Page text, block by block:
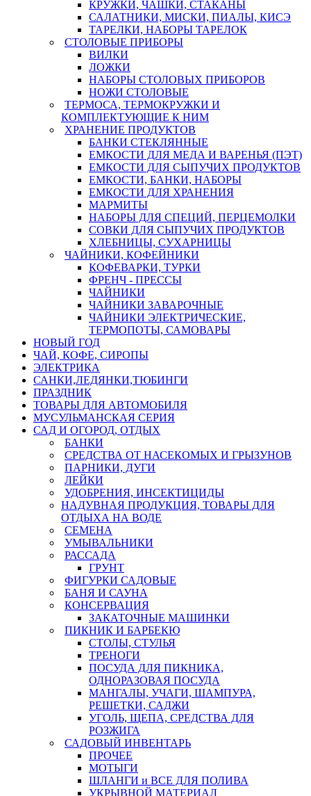
КРУЖКИ, ЧАШКИ, СТАКАНЫ
САЛАТНИКИ, МИСКИ, ПИАЛЫ, КИСЭ
ТАРЕЛКИ, НАБОРЫ ТАРЕЛОК
СТОЛОВЫЕ ПРИБОРЫ
ВИЛКИ
ЛОЖКИ
НАБОРЫ СТОЛОВЫХ ПРИБОРОВ
НОЖИ СТОЛОВЫЕ
ТЕРМОСА, ТЕРМОКРУЖКИ И
КОМПЛЕКТУЮЩИЕ К НИМ
ХРАНЕНИЕ ПРОДУКТОВ
БАНКИ СТЕКЛЯННЫЕ
ЕМКОСТИ ДЛЯ МЕДА И ВАРЕНЬЯ (ПЭТ)
ЕМКОСТИ ДЛЯ СЫПУЧИХ ПРОДУКТОВ
ЕМКОСТИ, БАНКИ, НАБОРЫ
ЕМКОСТИ ДЛЯ ХРАНЕНИЯ
МАРМИТЫ
НАБОРЫ ДЛЯ СПЕЦИЙ, ПЕРЦЕМОЛКИ
СОВКИ ДЛЯ СЫПУЧИХ ПРОДУКТОВ
ХЛЕБНИЦЫ, СУХАРНИЦЫ
ЧАЙНИКИ, КОФЕЙНИКИ
КОФЕВАРКИ, ТУРКИ
ФРЕНЧ - ПРЕССЫ
ЧАЙНИКИ
ЧАЙНИКИ ЗАВАРОЧНЫЕ
ЧАЙНИКИ ЭЛЕКТРИЧЕСКИЕ,
ТЕРМОПОТЫ, САМОВАРЫ
НОВЫЙ ГОД
ЧАЙ, КОФЕ, СИРОПЫ
ЭЛЕКТРИКА
САНКИ,ЛЕДЯНКИ,ТЮБИНГИ
ПРАЗДНИК
ТОВАРЫ ДЛЯ АВТОМОБИЛЯ
МУСУЛЬМАНСКАЯ СЕРИЯ
САД И ОГОРОД, ОТДЫХ
БАНКИ
СРЕДСТВА ОТ НАСЕКОМЫХ И ГРЫЗУНОВ
ПАРНИКИ, ДУГИ
ЛЕЙКИ
УДОБРЕНИЯ, ИНСЕКТИЦИДЫ
НАДУВНАЯ ПРОДУКЦИЯ, ТОВАРЫ ДЛЯ
ОТДЫХА НА ВОДЕ
СЕМЕНА
УМЫВАЛЬНИКИ
РАССАДА
ГРУНТ
ФИГУРКИ САДОВЫЕ
БАНЯ И САУНА
КОНСЕРВАЦИЯ
ЗАКАТОЧНЫЕ МАШИНКИ
ПИКНИК И БАРБЕКЮ
СТОЛЫ, СТУЛЬЯ
ТРЕНОГИ
ПОСУДА ДЛЯ ПИКНИКА,
ОДНОРАЗОВАЯ ПОСУДА
МАНГАЛЫ, УЧАГИ, ШАМПУРА,
РЕШЕТКИ, САДЖИ
УГОЛЬ, ЩЕПА, СРЕДСТВА ДЛЯ
РОЗЖИГА
САДОВЫЙ ИНВЕНТАРЬ
ПРОЧЕЕ
МОТЫГИ
ШЛАНГИ и ВСЕ ДЛЯ ПОЛИВА
УКРЫВНОЙ МАТЕРИАЛ